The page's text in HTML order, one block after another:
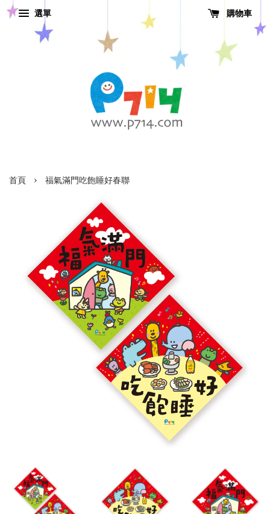
選單 購物車
首頁 › 福氣滿門吃飽睡好春聯